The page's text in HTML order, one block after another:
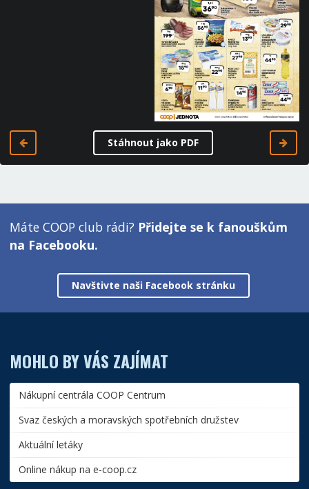
Stáhnout jako PDF
Máte COOP club rádi? Přidejte se k fanouškům
na Facebooku.
Navštivte naši Facebook stránku
MOHLO BY VÁS ZAJÍMAT
Nákupní centrála COOP Centrum
Svaz českých a moravských spotřebních družstev
Aktuální letáky
Online nákup na e-coop.cz